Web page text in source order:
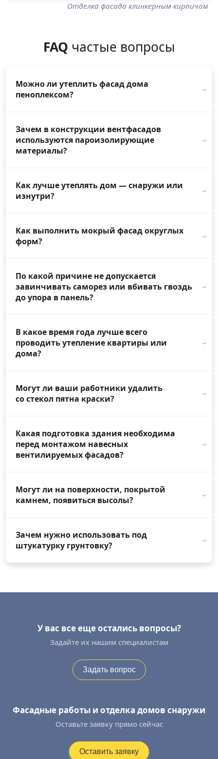
Отделка фасада клинкерным кирпичом
FAQ частые вопросы
Можно ли утеплить фасад дома
пеноплексом?
Зачем в конструкции вентфасадов
используются пароизолирующие
материалы?
Как лучше утеплять дом — снаружи или
изнутри?
Как выполнить мокрый фасад округлых
форм?
По какой причине не допускается
завинчивать саморез или вбивать гвоздь
до упора в панель?
В какое время года лучше всего
проводить утепление квартиры или
дома?
Могут ли ваши работники удалить
со стекол пятна краски?
Какая подготовка здания необходима
перед монтажом навесных
вентилируемых фасадов?
Могут ли на поверхности, покрытой
камнем, появиться высолы?
Зачем нужно использовать под
штукатурку грунтовку?
У вас все еще остались вопросы?
Задайте их нашим специалистам
Задать вопрос
Фасадные работы и отделка домов снаружи
Оставьте заявку прямо сейчас
Оставить заявку